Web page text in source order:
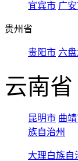
宜宾市 广
贵州省
贵阳市 六
云南省
昆明市 曲
族自治州
大理白族自